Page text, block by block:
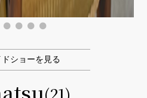
ショーを見る